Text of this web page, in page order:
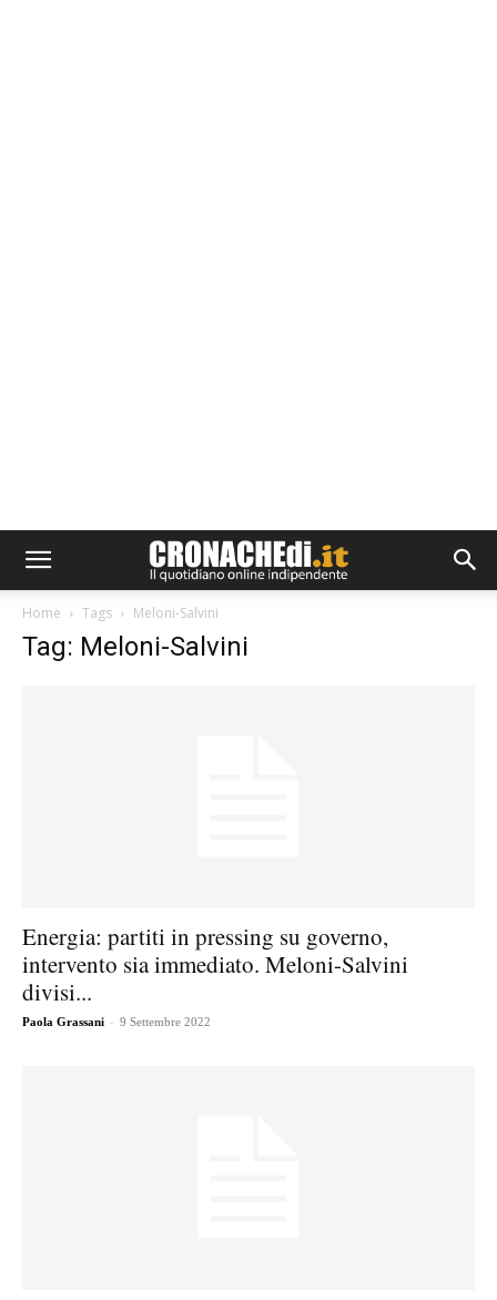
Home Tags Meloni-Salvini
Tag: Meloni-Salvini
Energia: partiti in pressing su governo,
intervento sia immediato. Meloni-Salvini
divisi...
Paola Grassani - 9 Settembre 2022